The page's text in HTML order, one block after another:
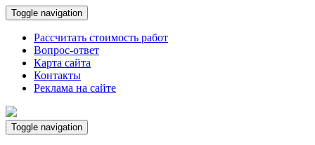
Toggle navigation
Рассчитать стоимость работ
Вопрос-ответ
Карта сайта
Контакты
Реклама на сайте
Toggle navigation